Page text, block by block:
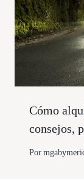
Cómo
consejos,
Por